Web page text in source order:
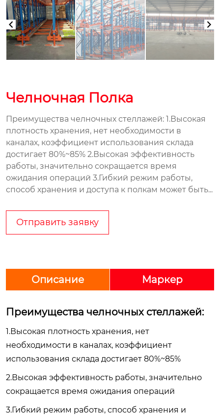
Челночная Полка
Преимущества челночных стеллажей: 1.Высокая
плотность хранения, нет необходимости в
каналах, коэффициент использования склада
достигает 80%~85% 2.Высокая эффективность
работы, значительно сокращается время
ожидания операций 3.Гибкий режим работы,
способ хранения и доступа к полкам может быть...
Отправить заявку
Описание Маркер
Преимущества челночных стеллажей:
1.Высокая плотность хранения, нет
необходимости в каналах, коэффициент
использования склада достигает 80%~85%
2.Высокая эффективность работы, значительно
сокращается время ожидания операций
3.Гибкий режим работы, способ хранения и